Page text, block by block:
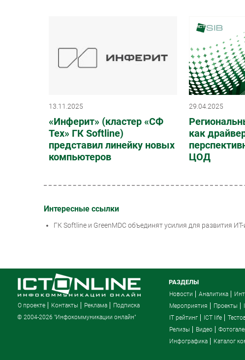
13.11.2025
«Инферит» (кластер «СФ
Тех» ГК Softline)
представил линейку новых
компьютеров
29.04.2025
как
ЦОД
Интересные ссылки
ГК Softline и GreenMDC объединят усилия для развития
О проекте Контакты Реклама
Подписка
© 2004-2026 "Инфокоммуникации онлайн"
РАЗДЕЛЫ
Новости Аналитика
Мероприятия
Проекты
IT рейтинг
ICT life
Релизы
Видео
Инфографика
Каталог